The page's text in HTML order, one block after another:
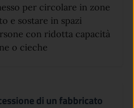
per circolare in zone
e sostare in spazi
con ridotta capacità
o cieche
di un fabbricato